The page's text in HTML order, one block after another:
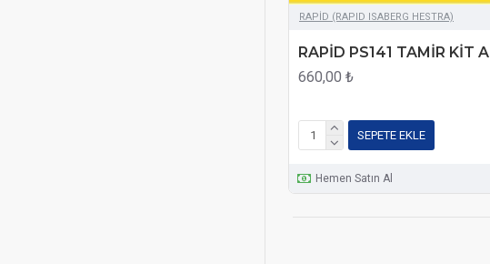
RAPİD (RAPID ISABERG HESTRA)
RAPİD PS141 TAMİR KİT A
660,00 ₺
SEPETE EKLE
Hemen Satın Al